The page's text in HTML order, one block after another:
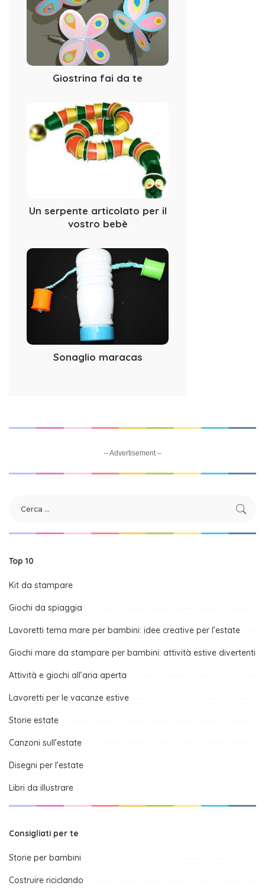
Giostrina fai da te
Un serpente articolato per il
vostro bebè
Sonaglio maracas
– Advertisement –
Top 10
Kit da stampare
Giochi da spiaggia
Lavoretti tema mare per bambini: idee creative per l’estate
Giochi mare da stampare per bambini: attività estive divertenti
Attività e giochi all’aria aperta
Lavoretti per le vacanze estive
Storie estate
Canzoni sull’estate
Disegni per l’estate
Libri da illustrare
Consigliati per te
Storie per bambini
Costruire riciclando